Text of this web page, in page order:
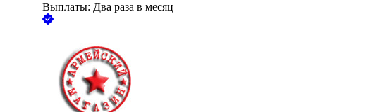
Выплаты: Два раза в месяц